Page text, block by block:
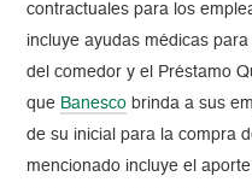
contractuales para los
incluye ayudas médicas
del comedor y el Préstamo
que Banesco brinda a sus
de su inicial para la compra
mencionado incluye el